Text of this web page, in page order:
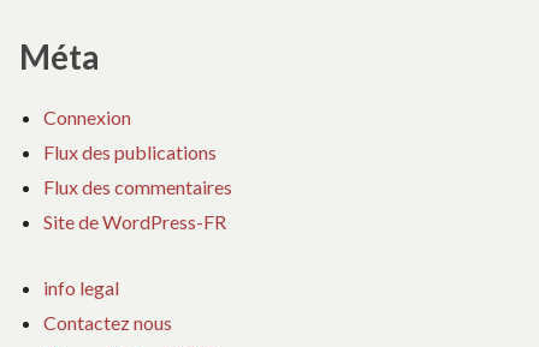
Méta
Connexion
Flux des publications
Flux des commentaires
Site de WordPress-FR
info legal
Contactez nous